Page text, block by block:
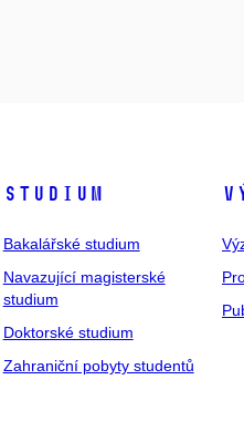
Studium
Bakalářské studium
Navazující magisterské
studium
Doktorské studium
Zahraniční pobyty studentů